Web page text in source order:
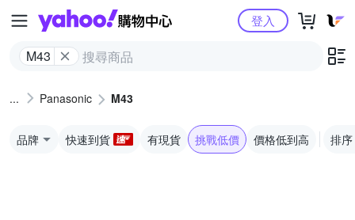
Yahoo購物中心
M43
登入
Panasonic M43
品牌 快速到貨 有現貨 挑戰低價 價格低到高 排序